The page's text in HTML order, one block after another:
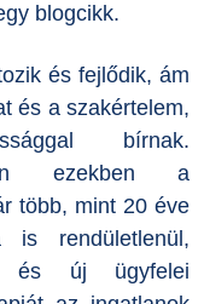
blogcikk.
és fejlődik, ám
és a szakértelem,
bírnak.
ezekben a
több, mint 20 éve
rendületlenül,
és új ügyfelei